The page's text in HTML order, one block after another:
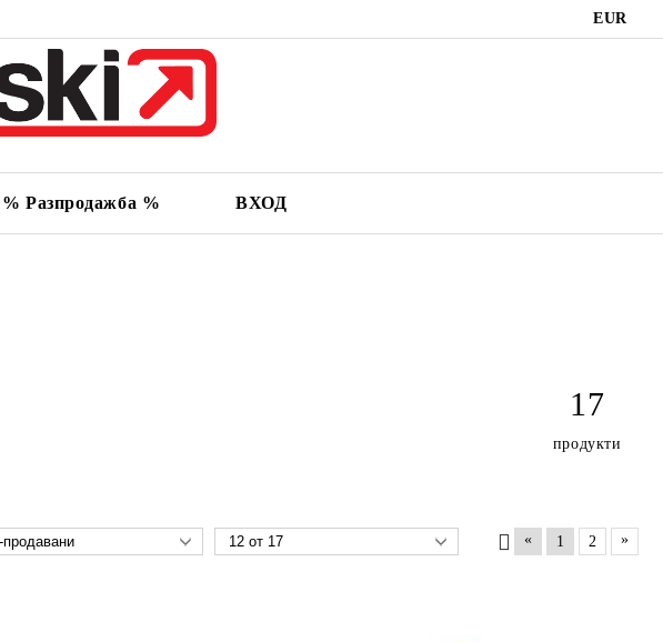
EUR
% Разпродажба % ВХОД
17
продукти
« 1 2 »